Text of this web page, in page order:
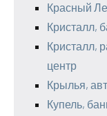
Красный
Кристалл,
Кристалл,
центр
Крылья,
Купель,